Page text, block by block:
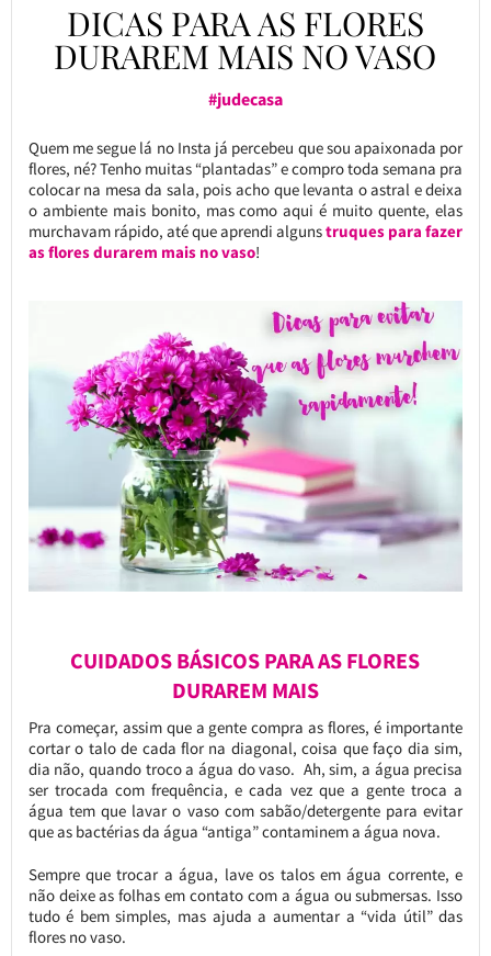
DICAS PARA AS FLORES
DURAREM MAIS NO VASO
#judecasa
Quem me segue lá no Insta já percebeu que sou apaixonada por
flores, né? Tenho muitas “plantadas” e compro toda semana pra
colocar na mesa da sala, pois acho que levanta o astral e deixa
o ambiente mais bonito, mas como aqui é muito quente, elas
murchavam rápido, até que aprendi algunstruques para fazer
as flores durarem mais no vaso!
CUIDADOS BÁSICOS PARA AS FLORES
DURAREM MAIS
Pra começar, assim que a gente compra as flores, é importante
cortar o talo de cada flor na diagonal, coisa que faço dia sim,
dia não, quando troco a água do vaso. Ah, sim, a água precisa
ser trocada com frequência, e cada vez que a gente troca a
água tem que lavar o vaso com sabão/detergente para evitar
que as bactérias da água “antiga” contaminem a água nova.
Sempre que trocar a água, lave os talos em água corrente, e
não deixe as folhas em contato com a água ou submersas. Isso
tudo é bem simples, mas ajuda a aumentar a “vida útil” das
flores no vaso.